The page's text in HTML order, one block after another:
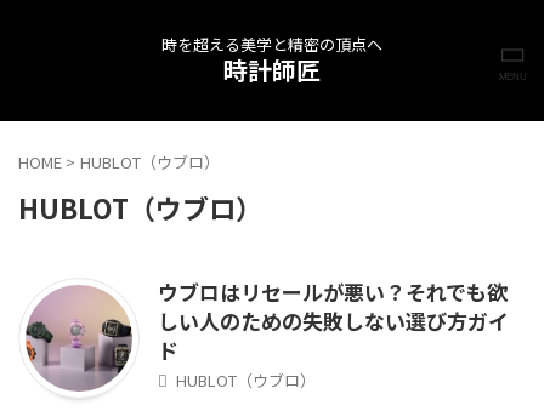
時を超える美学と精密の頂点へ
時計師匠
HOME > HUBLOT（ウブロ）
HUBLOT（ウブロ）
ウブロはリセールが悪い？それでも欲
しい人のための失敗しない選び方ガイ
ド
HUBLOT（ウブロ）